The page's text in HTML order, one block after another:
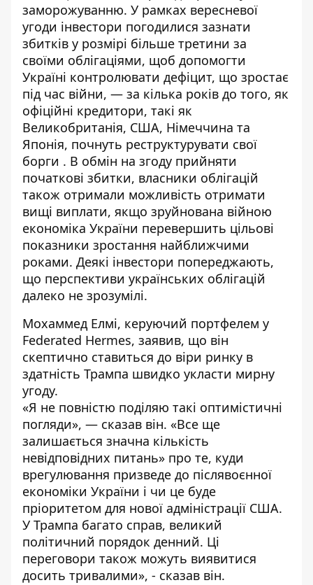
заморожуванню. У рамках вересневої
угоди інвестори погодилися зазнати
збитків у розмірі більше третини за
своїми облігаціями, щоб допомогти
Україні контролювати дефіцит, що зростає
під час війни, — за кілька років до того, як
офіційні кредитори, такі як
Великобританія, США, Німеччина та
Японія, почнуть реструктурувати свої
борги . В обмін на згоду прийняти
початкові збитки, власники облігацій
також отримали можливість отримати
вищі виплати, якщо зруйнована війною
економіка України перевершить цільові
показники зростання найближчими
роками. Деякі інвестори попереджають,
що перспективи українських облігацій
далеко не зрозумілі.
Мохаммед Елмі, керуючий портфелем у
Federated Hermes, заявив, що він
скептично ставиться до віри ринку в
здатність Трампа швидко укласти мирну
угоду.
«Я не повністю поділяю такі оптимістичні
погляди», — сказав він. «Все ще
залишається значна кількість
невідповідних питань» про те, куди
врегулювання призведе до післявоєнної
економіки України і чи це буде
пріоритетом для нової адміністрації США.
У Трампа багато справ, великий
політичний порядок денний. Ці
переговори також можуть виявитися
досить тривалими», - сказав він.